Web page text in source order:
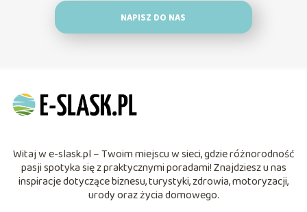
NAPISZ DO NAS
Witaj w e-slask.pl – Twoim miejscu w sieci, gdzie różnorodność
pasji spotyka się z praktycznymi poradami! Znajdziesz u nas
inspiracje dotyczące biznesu, turystyki, zdrowia, motoryzacji,
urody oraz życia domowego.